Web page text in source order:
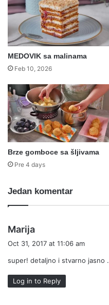
MEDOVIK sa malinama
Feb 10, 2026
Brze gomboce sa šljivama
Pre 4 days
Jedan komentar
Marija
a
s
:
Oct 31, 2017 at 11:06 am
super! detaljno i stvarno jasno .
Log in to Reply